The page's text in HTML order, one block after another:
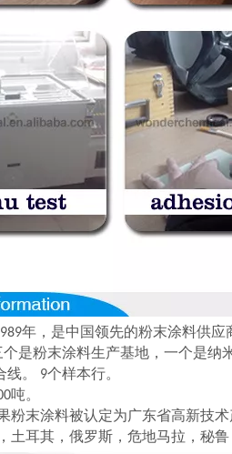
年，是中国领先的粉末涂料供应
是粉末涂料生产基地，一个是纳
线。 9个样本行。
吨。
粉末涂料被认定为广东省高新技术
土耳其，俄罗斯，危地马拉，秘鲁